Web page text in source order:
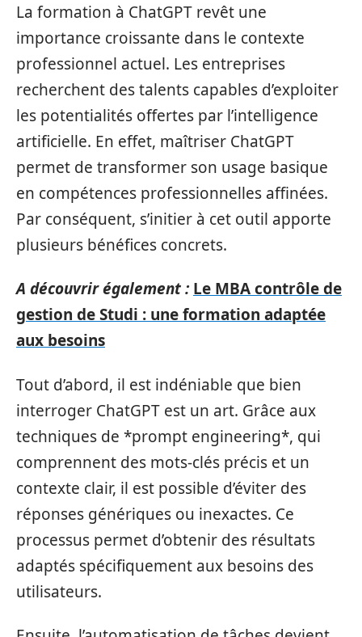
La formation à ChatGPT revêt une
importance croissante dans le contexte
professionnel actuel. Les entreprises
recherchent des talents capables d’exploiter
les potentialités offertes par l’intelligence
artificielle. En effet, maîtriser ChatGPT
permet de transformer son usage basique
en compétences professionnelles affinées.
Par conséquent, s’initier à cet outil apporte
plusieurs bénéfices concrets.
A découvrir également : Le MBA contrôle de
gestion de Studi : une formation adaptée
aux besoins
Tout d’abord, il est indéniable que bien
interroger ChatGPT est un art. Grâce aux
techniques de *prompt engineering*, qui
comprennent des mots-clés précis et un
contexte clair, il est possible d’éviter des
réponses génériques ou inexactes. Ce
processus permet d’obtenir des résultats
adaptés spécifiquement aux besoins des
utilisateurs.